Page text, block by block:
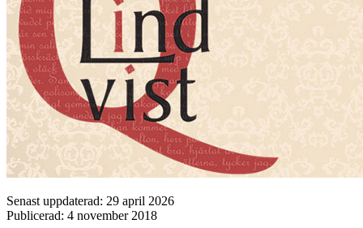
Senast uppdaterad: 29 april 2026
Publicerad: 4 november 2018